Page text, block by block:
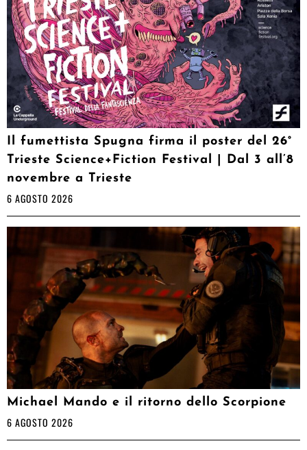
Il fumettista Spugna firma il poster del 26°
Trieste Science+Fiction Festival | Dal 3 all’8
novembre a Trieste
6 AGOSTO 2026
Michael Mando e il ritorno dello Scorpione
6 AGOSTO 2026